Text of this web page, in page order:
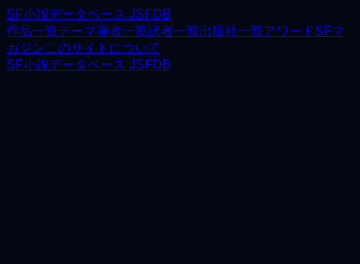
SF小説データベース JSFDB
作品一覧テーマ著者一覧訳者一覧出版社一覧アワードSFマ
ガジンこのサイトについて
SF小説データベース JSFDB